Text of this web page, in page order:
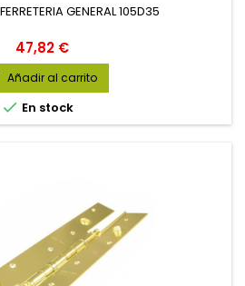
GENERAL 105D35
Precio
47,82 €
Añadir al carrito
 En stock